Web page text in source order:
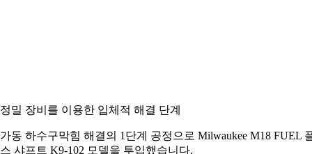
밀 장비를 이용한 입체적 해결 단계
동 하수구막힘 해결의 1단계 공정으로 Milwaukee M18 FUEL
샤프트 K9-102 모델을 투입했습니다.